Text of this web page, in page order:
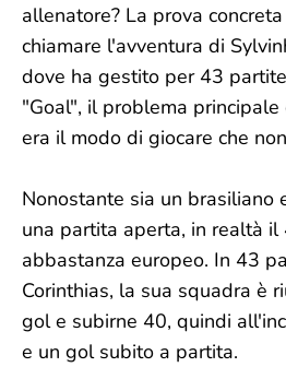
allenatore? La prova
chiamare l'avventura di
dove ha gestito per 43
"Goal", il problema
era il modo di giocare che
Nonostante sia un brasiliano
una partita aperta, in realtà il
abbastanza europeo. In 43
Corinthias, la sua squadra è
gol e subirne 40, quindi
e un gol subito a partita.